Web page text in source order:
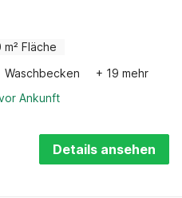
m² Fläche
Waschbecken
+ 19 mehr
Ankunft
Details ansehen